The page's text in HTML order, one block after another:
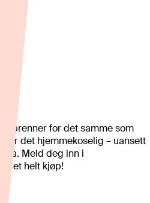
brenner for det samme som
det hjemmekoselig – uansett
Meld deg inn i
et helt kjøp!